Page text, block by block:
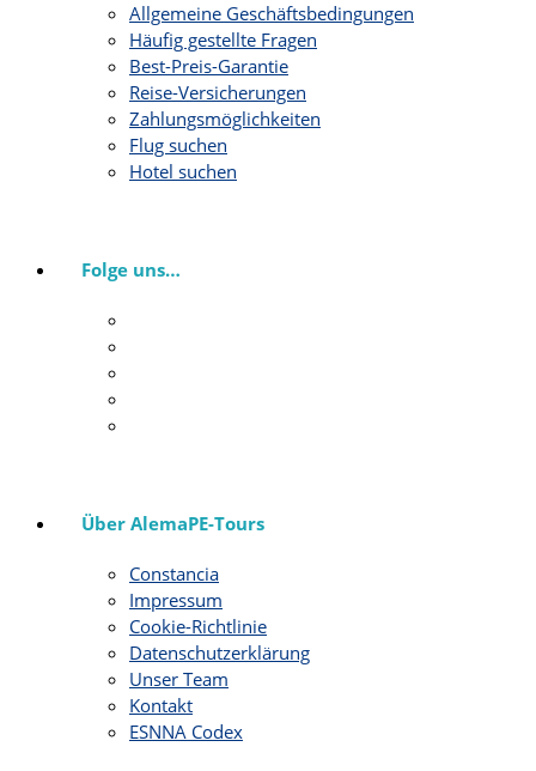
Allgemeine Geschäftsbedingungen
Häufig gestellte Fragen
Best-Preis-Garantie
Reise-Versicherungen
Zahlungsmöglichkeiten
Flug suchen
Hotel suchen
Folge uns…
Über AlemaPE-Tours
Constancia
Impressum
Cookie-Richtlinie
Datenschutzerklärung
Unser Team
Kontakt
ESNNA Codex